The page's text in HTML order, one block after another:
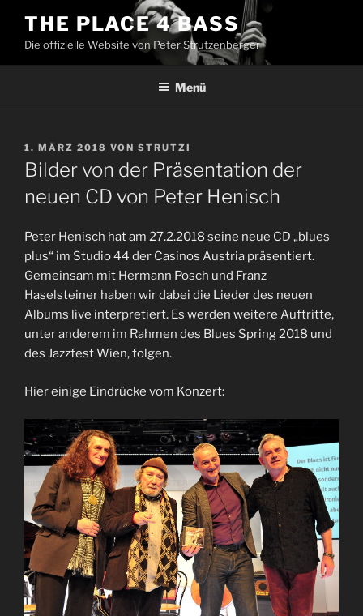
Inhalt
springen
THE PLACE 4 BASS
Die offizielle Website von Peter Strutzenberger
Menü
VERÖFFENTLICHT
AM
1. MÄRZ 2018 VON STRUTZI
Bilder von der Präsentation der
neuen CD von Peter Henisch
Peter Henisch hat am 27.2.2018 seine neue CD „blues
plus“ im Studio 44 der Casinos Austria präsentiert.
Gemeinsam mit Hermann Posch und Franz
Haselsteiner haben wir dabei die Lieder des neuen
Albums live interpretiert. Es werden weitere Auftritte,
unter anderem im Rahmen des Blues Spring 2018 und
des Jazzfest Wien, folgen.
Hier einige Eindrücke vom Konzert: